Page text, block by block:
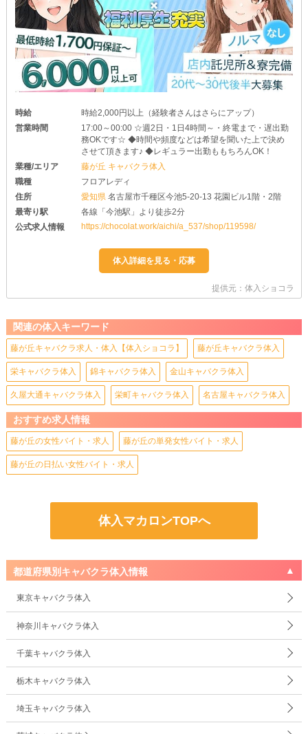
時給
時給2,000円以上（経験者さんはさらにアップ）
営業時間
17:00～00:00 ☆週2日・1日4時間～・終電まで・遅出勤
務OKです☆ ◆時間や頻度などは希望を聞いた上で決め
させて頂きます♪ ◆レギュラー出勤ももちろんOK！
業種/エリア
藤が丘 キャバクラ体入
職種
フロアレディ
住所
愛知県名古屋市千種区今池5-20-13 花園ビル1階・2階
最寄り駅
各線「今池駅」より徒歩2分
公式求人情報
https://chocolat.work/aichi/a_537/shop/119598/
提供元：体入ショコラ
関連の体入キーワード
藤が丘キャバクラ求人・体入【体入ショコラ】 藤が丘キャバクラ体入
栄キャバクラ体入 錦キャバクラ体入 金山キャバクラ体入
久屋大通キャバクラ体入 栄町キャバクラ体入 名古屋キャバクラ体入
おすすめ求人情報
藤が丘の女性バイト・求人 藤が丘の単発女性バイト・求人
藤が丘の日払い女性バイト・求人
体入マカロンTOPへ
都道府県別キャバクラ体入情報
東京キャバクラ体入
神奈川キャバクラ体入
千葉キャバクラ体入
栃木キャバクラ体入
埼玉キャバクラ体入